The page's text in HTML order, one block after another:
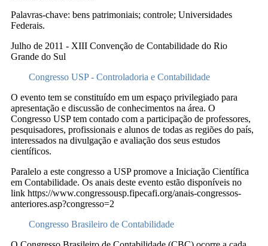
Palavras-chave: bens patrimoniais; controle; Universidades
Federais.
Julho de 2011 - XIII Convenção de Contabilidade do Rio
Grande do Sul
Congresso USP - Controladoria e Contabilidade
O evento tem se constituído em um espaço privilegiado para
apresentação e discussão de conhecimentos na área. O
Congresso USP tem contado com a participação de professores,
pesquisadores, profissionais e alunos de todas as regiões do país,
interessados na divulgação e avaliação dos seus estudos
científicos.
Paralelo a este congresso a USP promove a Iniciação Científica
em Contabilidade. Os anais deste evento estão disponíveis no
link https://www.congressousp.fipecafi.org/anais-congressos-
anteriores.asp?congresso=2
Congresso Brasileiro de Contabilidade